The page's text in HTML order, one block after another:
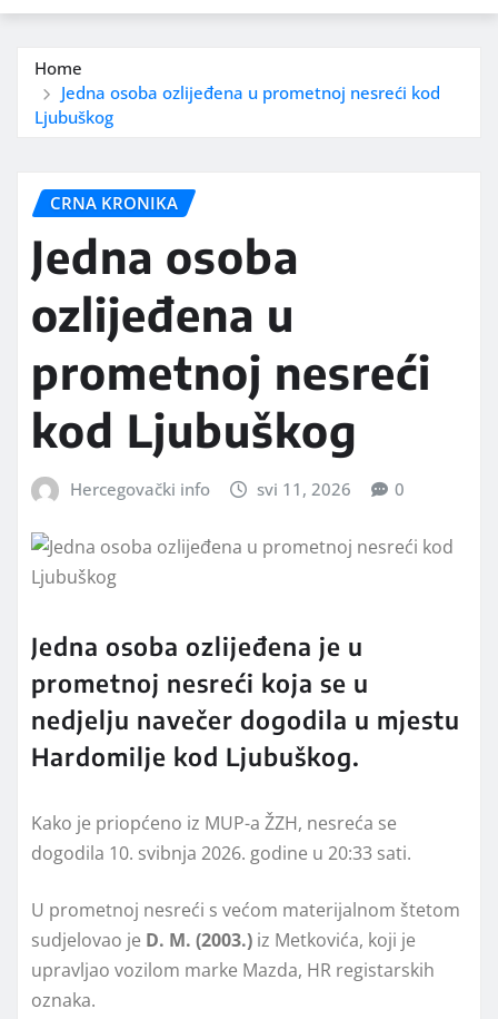
Home
Jedna osoba ozlijeđena u prometnoj nesreći kod
Ljubuškog
CRNA KRONIKA
Jedna osoba
ozlijeđena u
prometnoj nesreći
kod Ljubuškog
Hercegovački info svi 11, 2026 0
Jedna osoba ozlijeđena je u
prometnoj nesreći koja se u
nedjelju navečer dogodila u mjestu
Hardomilje kod Ljubuškog.
Kako je priopćeno iz MUP-a ŽZH, nesreća se
dogodila 10. svibnja 2026. godine u 20:33 sati.
U prometnoj nesreći s većom materijalnom štetom
sudjelovao je D. M. (2003.) iz Metkovića, koji je
upravljao vozilom marke Mazda, HR registarskih
oznaka.